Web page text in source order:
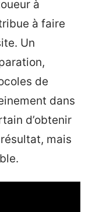
à
à faire
Un
de
dans
d’obtenir
mais